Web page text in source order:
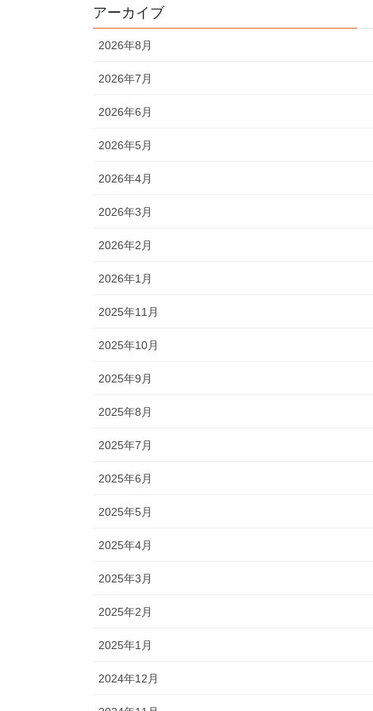
アーカイブ
2026年8月
2026年7月
2026年6月
2026年5月
2026年4月
2026年3月
2026年2月
2026年1月
2025年11月
2025年10月
2025年9月
2025年8月
2025年7月
2025年6月
2025年5月
2025年4月
2025年3月
2025年2月
2025年1月
2024年12月